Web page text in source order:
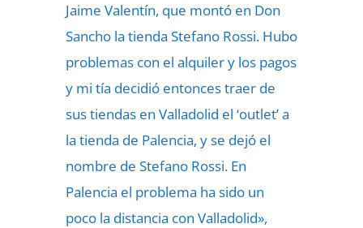
Jaime Valentín, que montó en Don
Sancho la tienda Stefano Rossi. Hubo
problemas con el alquiler y los pagos
y mi tía decidió entonces traer de
sus tiendas en Valladolid el ‘outlet’ a
la tienda de Palencia, y se dejó el
nombre de Stefano Rossi. En
Palencia el problema ha sido un
poco la distancia con Valladolid»,